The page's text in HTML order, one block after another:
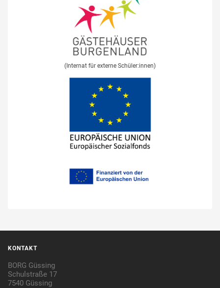
(Internat für externe Schüler:innen)
KONTAKT
BORG Güssing
Schulstraße 17
7540 Güssing